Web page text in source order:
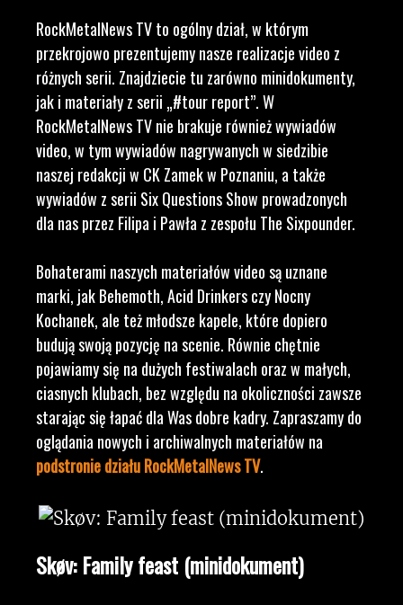
RockMetalNews TV to ogólny dział, w którym
przekrojowo prezentujemy nasze realizacje video z
różnych serii. Znajdziecie tu zarówno minidokumenty,
jak i materiały z serii „#tour report”. W
RockMetalNews TV nie brakuje również wywiadów
video, w tym wywiadów nagrywanych w siedzibie
naszej redakcji w CK Zamek w Poznaniu, a także
wywiadów z serii Six Questions Show prowadzonych
dla nas przez Filipa i Pawła z zespołu The Sixpounder.
Bohaterami naszych materiałów video są uznane
marki, jak Behemoth, Acid Drinkers czy Nocny
Kochanek, ale też młodsze kapele, które dopiero
budują swoją pozycję na scenie. Równie chętnie
pojawiamy się na dużych festiwalach oraz w małych,
ciasnych klubach, bez względu na okoliczności zawsze
starając się łapać dla Was dobre kadry. Zapraszamy do
oglądania nowych i archiwalnych materiałów na
podstronie działu RockMetalNews TV.
Skøv: Family feast (minidokument)